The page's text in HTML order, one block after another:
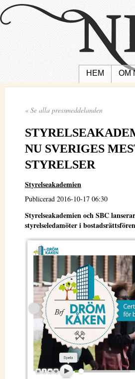
HEM OM
« Se alla pressmeddelanden
NU SVERIGES
STYRELSER
Styrelseakademien
Publicerad 2016-10-17 06:30
Styrelseakademien och SBC
styrelseledamöter i